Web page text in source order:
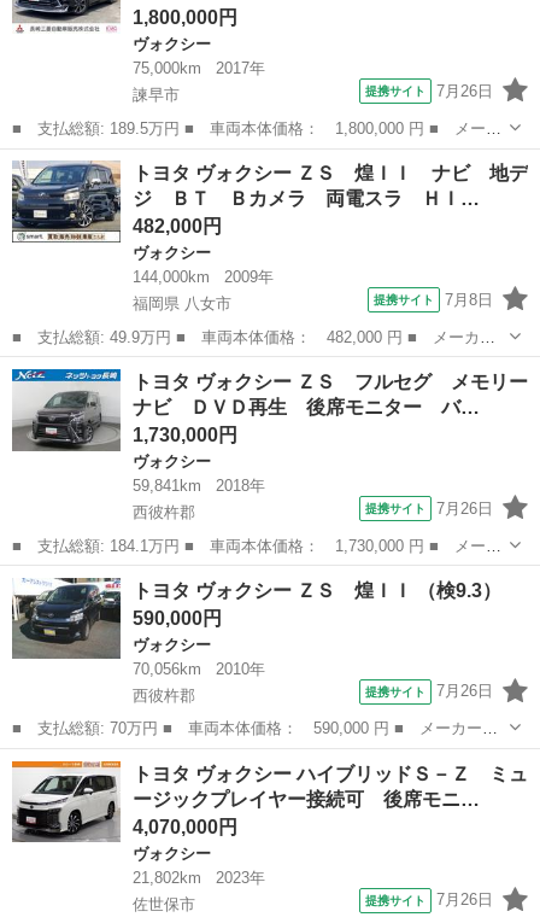
1,800,000円
ヴォクシー
75,000km
2017年
諫早市
提携サイト 7月26日
■ 支払総額: 189.5万円 ■ 車両本体価格： 1,800,000 円 ■ メーカ
ー名： トヨタ ■ 車種名： ヴォクシー ■ グレード名： ＺＳ
メモリーナビ・バックカメラ・アイドリング リヤカメラ 地デジ
イモビラ...
長崎 諫早市 ヴォクシー
トヨタ ヴォクシー ＺＳ 煌ＩＩ ナビ 地デ
ジ ＢＴ Ｂカメラ 両電スラ ＨＩ…
482,000円
ヴォクシー
144,000km
2009年
福岡県 八女市
提携サイト 7月8日
■ 支払総額: 49.9万円 ■ 車両本体価格： 482,000 円 ■ メーカー
名： トヨタ ■ 車種名： ヴォクシー ■ グレード名： ＺＳ 煌
ＩＩ ナビ 地デジ ＢＴ Ｂカメラ 両電スラ ＨＩＤライト フ
ォグ ＥＴＣ...
福岡 八女市 ヴォクシー
トヨタ ヴォクシー ＺＳ フルセグ メモリー
ナビ ＤＶＤ再生 後席モニター バ…
1,730,000円
ヴォクシー
59,841km
2018年
西彼杵郡
提携サイト 7月26日
■ 支払総額: 184.1万円 ■ 車両本体価格： 1,730,000 円 ■ メーカ
ー名： トヨタ ■ 車種名： ヴォクシー ■ グレード名： ＺＳ
フルセグ メモリーナビ ＤＶＤ再生 後席モニター バックカメ
ラ 衝突被...
長崎 西彼杵郡 ヴォクシー
トヨタ ヴォクシー ＺＳ 煌ＩＩ （検9.3）
590,000円
ヴォクシー
70,056km
2010年
西彼杵郡
提携サイト 7月26日
■ 支払総額: 70万円 ■ 車両本体価格： 590,000 円 ■ メーカー
名： トヨタ ■ 車種名： ヴォクシー ■ グレード名： ＺＳ 煌
ＩＩ ■ 排気量： 2000cc ■ ドア枚数： 5D ■ ミッション：
CV...
長崎 西彼杵郡 ヴォクシー
トヨタ ヴォクシー ハイブリッドＳ－Ｚ ミュ
ージックプレイヤー接続可 後席モニ…
4,070,000円
ヴォクシー
21,802km
2023年
佐世保市
提携サイト 7月26日